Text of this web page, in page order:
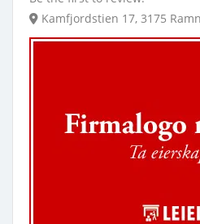
Kamfjordstien 17, 3175